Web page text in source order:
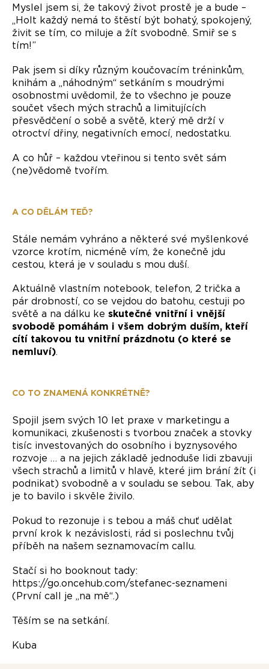
Myslel jsem si, že takový život prostě je a bude –
„Holt každý nemá to štěstí být bohatý, spokojený,
živit se tím, co miluje a žít svobodně. Smiř se s
tím!”
Pak jsem si díky různým koučovacím tréninkům,
knihám a „náhodným“ setkáním s moudrými
osobnostmi uvědomil, že to všechno je pouze
součet všech mých strachů a limitujících
přesvědčení o sobě a světě, který mě drží v
otroctví dřiny, negativních emocí, nedostatku.
A co hůř – každou vteřinou si tento svět sám
(ne)vědomě tvořím.
A CO DĚLÁM TEĎ?
Stále nemám vyhráno a některé své myšlenkové
vzorce krotím, nicméně vím, že konečně jdu
cestou, která je v souladu s mou duší.
Aktuálně vlastním notebook, telefon, 2 trička a
pár drobností, co se vejdou do batohu, cestuji po
světě a na dálku ke skutečné vnitřní i vnější
svobodě pomáhám i všem dobrým duším, kteří
cítí takovou tu vnitřní prázdnotu (o které se
nemluví).
CO TO ZNAMENÁ KONKRÉTNĚ?
Spojil jsem svých 10 let praxe v marketingu a
komunikaci, zkušenosti s tvorbou značek a stovky
tisíc investovaných do osobního i byznysového
rozvoje … a na jejich základě jednoduše lidi zbavuji
všech strachů a limitů v hlavě, které jim brání žít (i
podnikat) svobodně a v souladu se sebou. Tak, aby
je to bavilo i skvěle živilo.
Pokud to rezonuje i s tebou a máš chuť udělat
první krok k nezávislosti, rád si poslechnu tvůj
příběh na našem seznamovacím callu.
Stačí si ho booknout tady:
https://go.oncehub.com/stefanec-seznameni
(První call je „na mě“.)
Těším se na setkání.
Kuba